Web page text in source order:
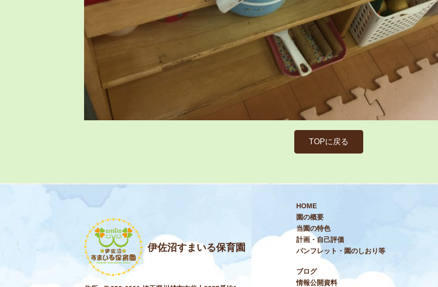
TOPに戻る
伊佐沼すまいる保育園
HOME
園の概要
当園の特色
計画・自己評価
パンフレット・園のしおり等
ブログ
情報公開資料